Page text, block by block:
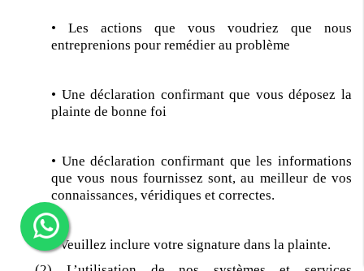
• Les actions que vous voudriez que nous
entreprenions pour remédier au problème
• Une déclaration confirmant que vous déposez la
plainte de bonne foi
• Une déclaration confirmant que les informations
que vous nous fournissez sont, au meilleur de vos
connaissances, véridiques et correctes.
• Veuillez inclure votre signature dans la plainte.